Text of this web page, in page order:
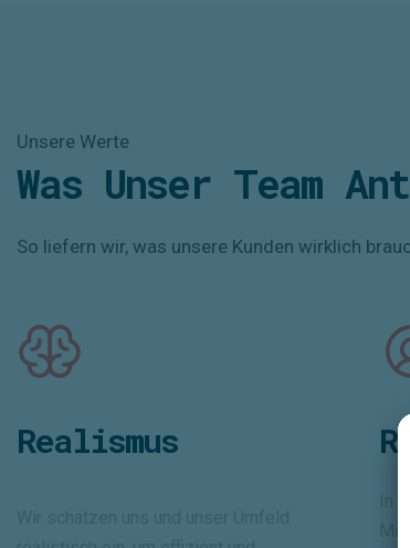
Unsere Werte
Was Unser Team
So liefern wir, was unsere Kunden wirklich
Realismus